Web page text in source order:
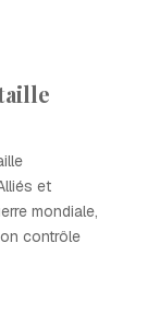
et
mondiale,
contrôle